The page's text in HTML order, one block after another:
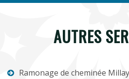
AUTRES
Ramonage de cheminée